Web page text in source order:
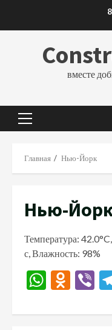
вместе
Основное
Главная Нью-Йорк
Нью-
Температура:
с, Влажность: 98%